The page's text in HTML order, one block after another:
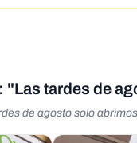
"Las tardes de
de agosto solo